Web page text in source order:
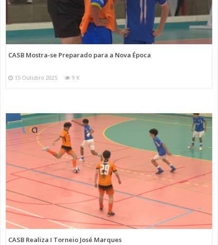
CASB Mostra-se Preparado para a Nova Época
15 Outubro 2025 9 K
CASB Realiza I Torneio José Marques